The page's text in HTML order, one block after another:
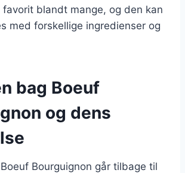
blandt mange, og den kan
med forskellige ingredienser og
bag Boeuf
og dens
Bourguignon går tilbage til